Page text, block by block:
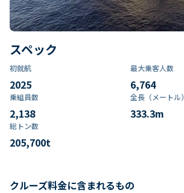
スペック
初就航
2025
最大乗客人数
6,764
乗組員数​
2,138
全長（メートル）
333.3m
総トン数​
205,700t
クルーズ料金に含まれるもの